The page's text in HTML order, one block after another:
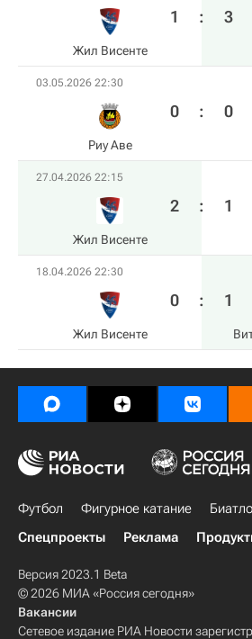
Жил Висенте
1 : 3
03.05.2026 22:30
Риу Аве
0 : 0
27.04.2026 22:15
Жил Висенте
2 : 1
18.04.2026 22:30
Жил Висенте
0 : 1
Футбол Фигурное катание
Спецпроекты
Реклама
Версия 2023.1 Beta
© 2026 МИА «Россия сегодня»
Вакансии
Сетевое издание РИА Новости